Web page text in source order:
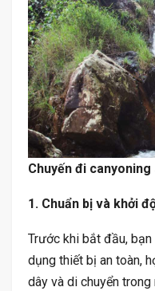
Chuyến đi
1. Chuẩn bị và khởi
Trước khi bắt đầu,
dụng thiết bị an toàn,
dây và di chuyển